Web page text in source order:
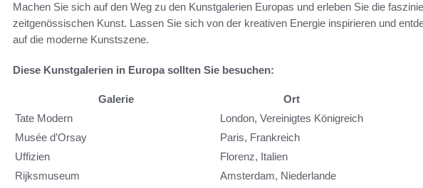
Machen Sie sich auf den Weg zu den Kunstgalerien Europas und erleben Sie die
zeitgenössischen Kunst. Lassen Sie sich von der kreativen Energie inspirieren und
auf die moderne Kunstszene.
Diese Kunstgalerien in Europa sollten Sie besuchen:
Galerie
Ort
Tate Modern
London, Vereinigtes Königreich
Musée d’Orsay
Paris, Frankreich
Uffizien
Florenz, Italien
Rijksmuseum
Amsterdam, Niederlande